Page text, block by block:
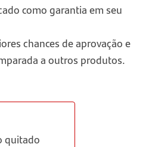
como garantia em seu
chances de aprovação e
a outros produtos.
quitado